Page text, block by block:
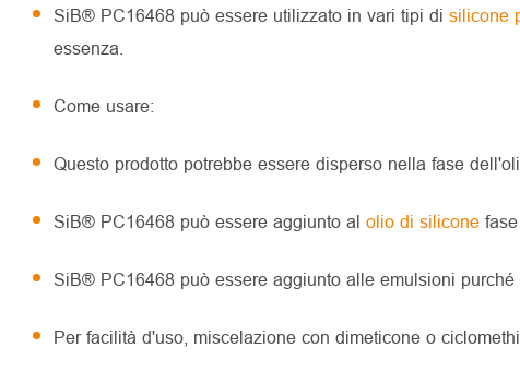
SiB® PC16468 può essere utilizzato in vari tipi di silicone
essenza.
Come usare:
Questo prodotto potrebbe essere disperso nella fase
SiB® PC16468 può essere aggiunto al olio di silicone
SiB® PC16468 può essere aggiunto alle emulsioni
Per facilità d'uso, miscelazione con dimeticone o